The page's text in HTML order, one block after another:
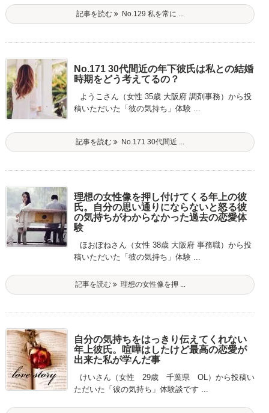
記事を読む No.129 私を常に ...
No.171 30代間近の年下彼氏は私との結婚
時期をどう考えてるの？
ようこさん（女性 35歳 大阪府 調剤事務）から投
稿いただいた「彼の気持ち」体験 ...
記事を読む No.171 30代間近 ...
理想の女性像を押し付けてくる年上の彼
氏。自分の思い通りにならないと怒る彼
の気持ちがわからなかった過去の恋愛体
験
ほおぼねさん（女性 38歳 大阪府 事務職）から投
稿いただいた「彼の気持ち」体験 ...
記事を読む 理想の女性像を押 ...
自分の気持ちをはっきり伝えてくれない
年上彼氏。喧嘩はしたけど最高の恋愛が
出来た私が学んだ事
けいさん（女性 29歳 千葉県 OL）から投稿い
ただいた「彼の気持ち」体験談です ...